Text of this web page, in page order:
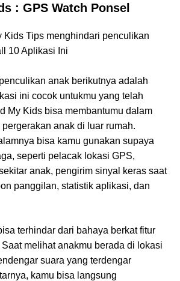
: GPS Watch Ponsel
anak berikutnya adalah
ini cocok untukmu yang telah
My Kids bisa membantumu dalam
anak di luar rumah.
bisa kamu gunakan supaya
seperti pelacak lokasi GPS,
anak, pengirim sinyal keras saat
panggilan, statistik aplikasi, dan
terhindar dari bahaya berkat fitur
melihat anakmu berada di lokasi
suara yang terdengar
kamu bisa langsung